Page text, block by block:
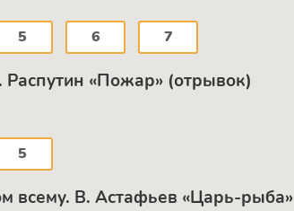
5 6 7
«Пожар» (отрывок)
5
всему. B. Астафьев «Царь-рыба»